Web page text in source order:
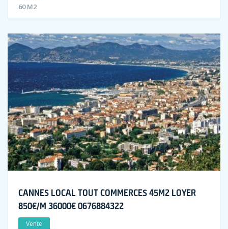
60 M2
CANNES LOCAL TOUT COMMERCES 45M2 LOYER
850€/M 36000€ 0676884322
Vente